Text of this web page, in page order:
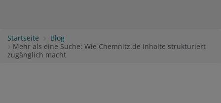
Startseite
Blog
Mehr als eine Suche: Wie Chemnitz.de Inhalte strukturiert
zugänglich macht